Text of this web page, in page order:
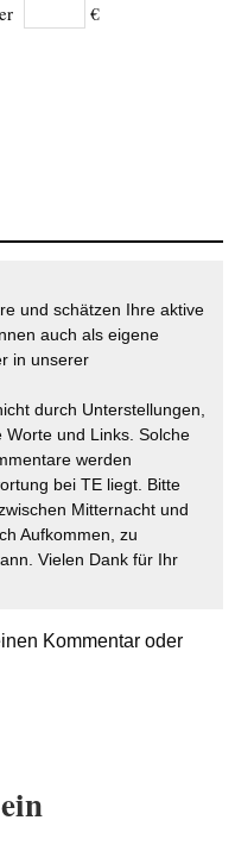
€
und schätzen Ihre aktive
auch als eigene
in unserer
durch Unterstellungen,
und Links. Solche
werden
bei TE liegt. Bitte
Mitternacht und
Aufkommen, zu
Vielen Dank für Ihr
Kommentar oder